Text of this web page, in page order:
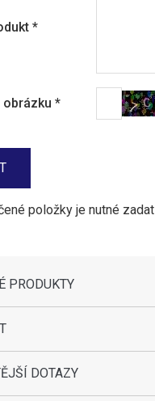
*
obrázku *
položky je nutné zadat
PRODUKTY
DOTAZY